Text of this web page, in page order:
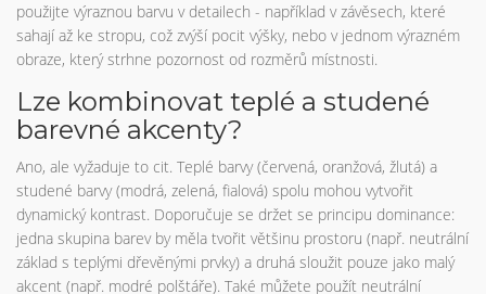
použijte výraznou barvu v detailech - například v závěsech, které
sahají až ke stropu, což zvýší pocit výšky, nebo v jednom výrazném
obraze, který strhne pozornost od rozměrů místnosti.
Lze kombinovat teplé a studené
barevné akcenty?
Ano, ale vyžaduje to cit. Teplé barvy (červená, oranžová, žlutá) a
studené barvy (modrá, zelená, fialová) spolu mohou vytvořit
dynamický kontrast. Doporučuje se držet se principu dominance:
jedna skupina barev by měla tvořit většinu prostoru (např. neutrální
základ s teplými dřevěnými prvky) a druhá sloužit pouze jako malý
akcent (např. modré polštáře). Také můžete použít neutrální